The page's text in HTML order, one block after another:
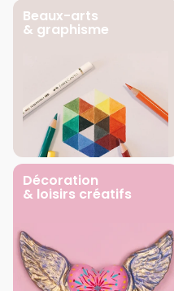
Beaux-arts
& graphisme
Décoration
& loisirs créatifs